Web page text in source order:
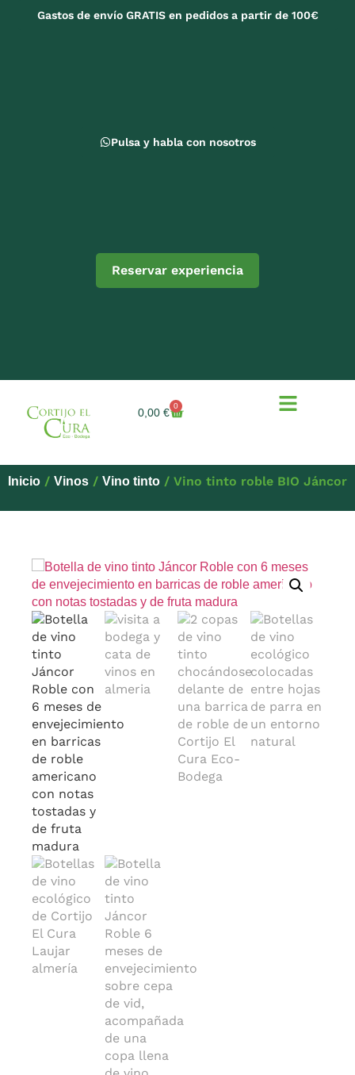
Gastos de envío GRATIS en pedidos a partir de 100€
Pulsa y habla con nosotros
Reservar experiencia
0,00 €
0
Inicio / Vinos / Vino tinto / Vino tinto roble BIO Jáncor